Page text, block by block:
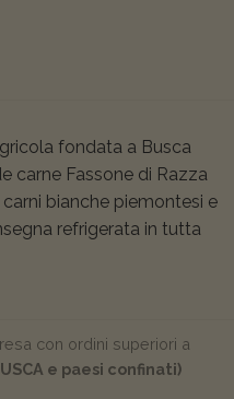
fondata a Busca
carne Fassone di Razza
bianche piemontesi e
refrigerata in tutta
con ordini superiori a
e paesi confinati)